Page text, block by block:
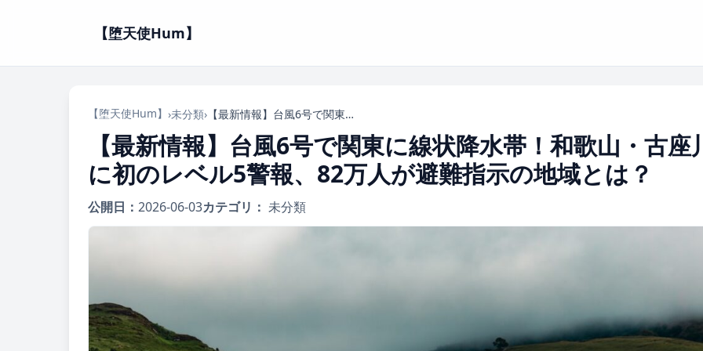
【堕天使Hum】
【堕天使Hum】 ›未分類› 【最新情報】台風6号で関東に線状降水帯！和歌山・古座川に初のレベル5警報、82万人が避難指示の地域とは？
【最新情報】台風6号で関東に線状降水帯！和歌山・古座
に初のレベル5警報、82万人が避難指示の地域とは？
公開日： 2026-06-03カテゴリ： 未分類